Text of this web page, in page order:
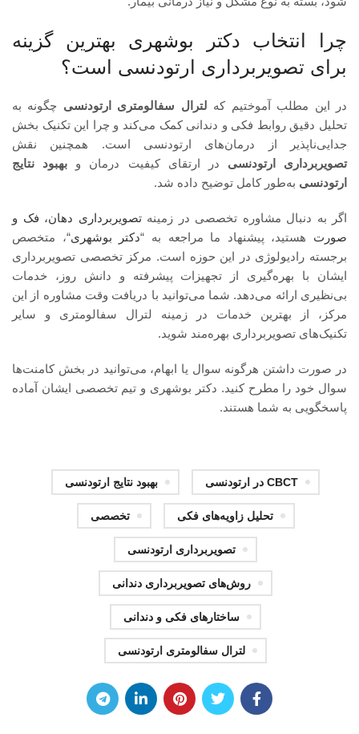
چرا انتخاب دکتر بوشهری بهترین گزینه
برای تصویربرداری ارتودنسی است؟
در این مطلب آموختیم که لترال سفالومتری ارتودنسی چگونه به
تحلیل دقیق روابط فکی و دندانی کمک می‌کند و چرا این تکنیک بخش
جدایی‌ناپذیر از درمان‌های ارتودنسی است. همچنین نقش
تصویربرداری ارتودنسی در ارتقای کیفیت درمان و بهبود نتایج
ارتودنسی به‌طور کامل توضیح داده شد.
اگر به دنبال مشاوره تخصصی در زمینهتصویربرداری دهان، فک و
صورت هستید، پیشنهاد ما مراجعه به “دکتر بوشهری“، متخصص
برجسته رادیولوژی در این حوزه است. مرکز تخصصی تصویربرداری
ایشان با بهره‌گیری از تجهیزات پیشرفته و دانش روز، خدمات
بی‌نظیری ارائه می‌دهد. شما می‌توانید با دریافت وقت مشاوره از این
مرکز، از بهترین خدمات در زمینه لترال سفالومتری و سایر
تکنیک‌های تصویربرداری بهره‌مند شوید.
در صورت داشتن هرگونه سوال یا ابهام، می‌توانید در بخش کامنت‌ها
سوال خود را مطرح کنید. دکتر بوشهری و تیم تخصصی ایشان آماده
پاسخگویی به شما هستند.
CBCT در ارتودنسی بهبود نتایج ارتودنسی
تحلیل زاویه‌های فکی تخصصی
تصویربرداری ارتودنسی
روش‌های تصویربرداری دندانی
ساختارهای فکی و دندانی
لترال سفالومتری ارتودنسی